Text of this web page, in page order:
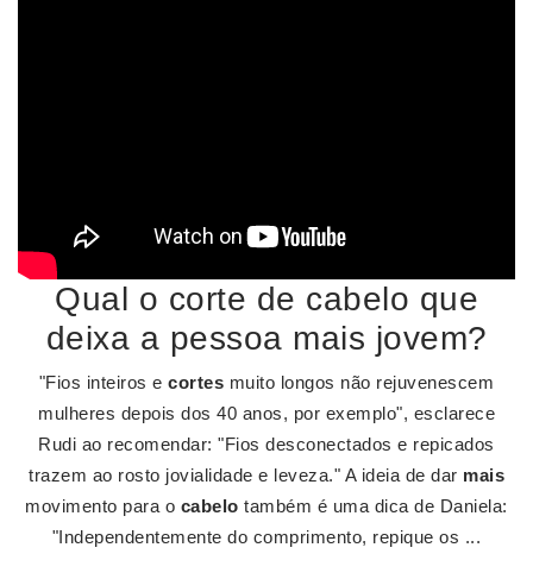
Qual o corte de cabelo que
deixa a pessoa mais jovem?
"Fios inteiros ecortes muito longos não rejuvenescem
mulheres depois dos 40 anos, por exemplo", esclarece
Rudi ao recomendar: "Fios desconectados e repicados
trazem ao rosto jovialidade e leveza." A ideia de dar mais
movimento para o cabelo também é uma dica de Daniela:
"Independentemente do comprimento, repique os ...